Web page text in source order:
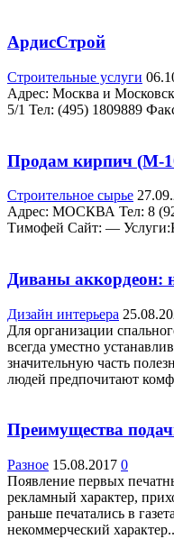
АрдисСтрой
Строительные услуги
Адрес: Москва и
5/1 Teл: (495) 1809889
Продам кирпич (М-
Строительное сырье
Адрес: МОСКВА Teл: 8
Тимофей Сайт: —
Диваны аккордеон:
Дизайн интерьера
Для организации
всегда уместно
значительную часть
людей предпочитают
Преимущества
Разное 15.08.2017 0
Появление первых
рекламный характер,
раньше печатались в
некоммерческий